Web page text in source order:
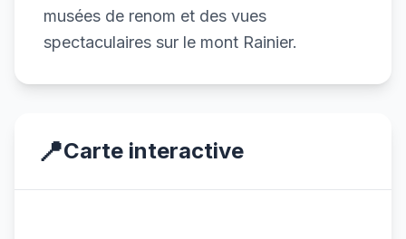
musées de renom et des vues
spectaculaires sur le mont Rainier.
📍Carte interactive